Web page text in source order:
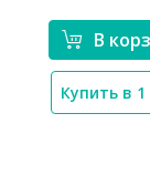
В
Купить в 1